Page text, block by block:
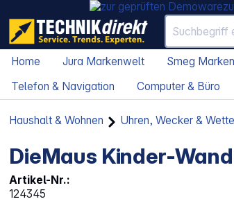
Home Jura Markenwelt Smeg
Telefon & Navigation
Computer & Büro
Haushalt & Wohnen Uhren, Wecker &
DieMaus Kinder-
Artikel-Nr.:
124345